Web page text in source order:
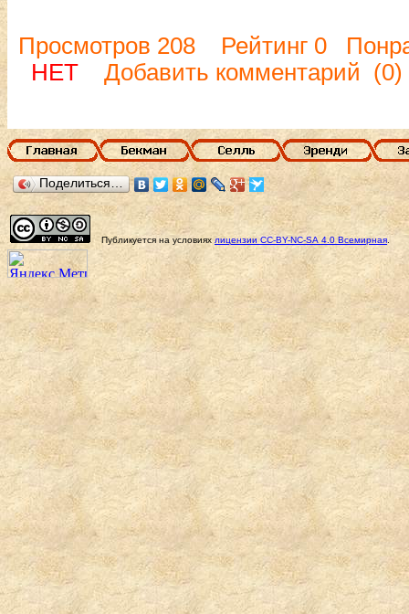
Просмотров 208 Рейтинг 0
НЕТ
Добавить комментарий (0)
Поделиться…
Публикуется на условиях лицензии CC-BY-NC-SA 4.0 Всемирная